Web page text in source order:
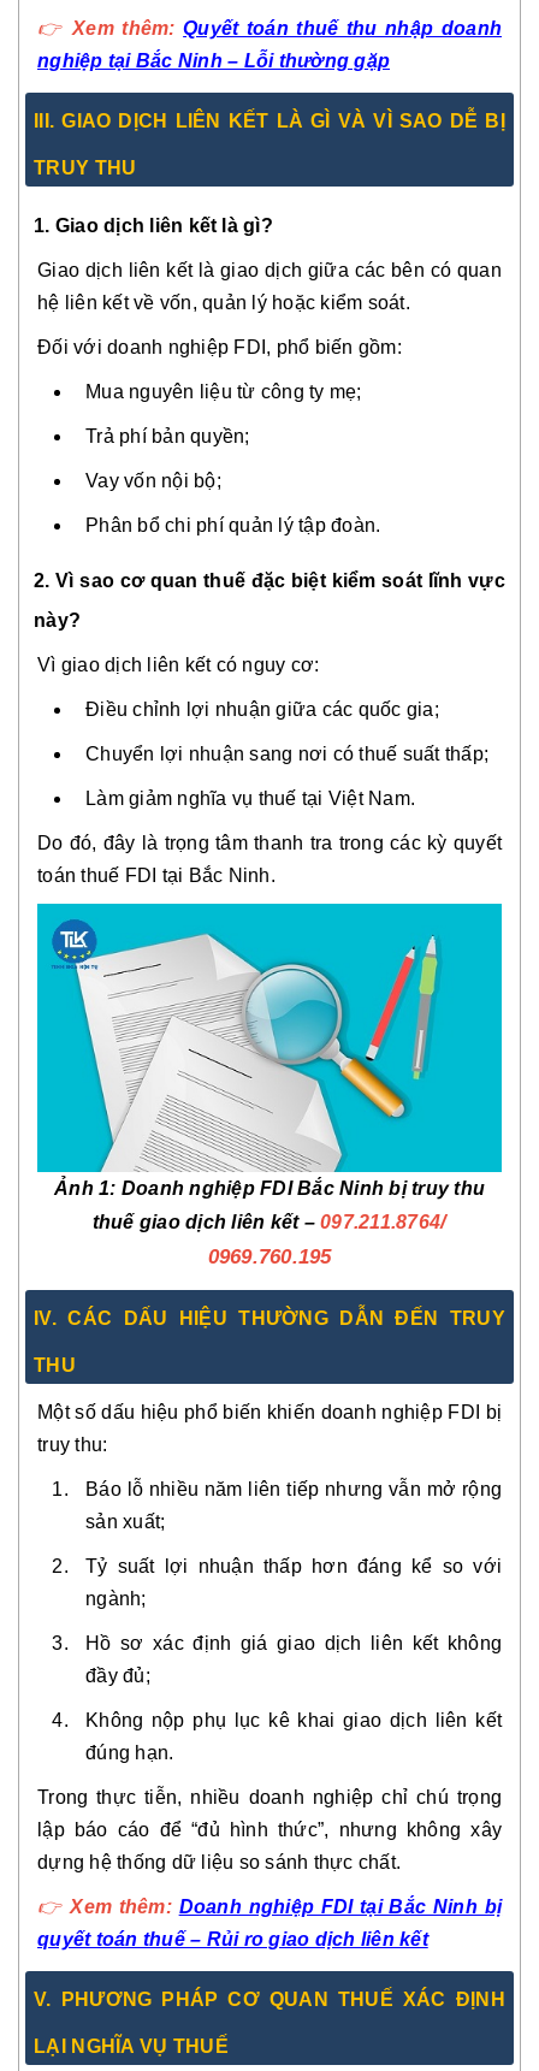
👉Xem thêm:Quyết toán thuế thu nhập doanh
nghiệp tại Bắc Ninh – Lỗi thường gặp
III. GIAO DỊCH LIÊN KẾT LÀ GÌ VÀ VÌ SAO DỄ BỊ
TRUY THU
1. Giao dịch liên kết là gì?
Giao dịch liên kết là giao dịch giữa các bên có quan
hệ liên kết về vốn, quản lý hoặc kiểm soát.
Đối với doanh nghiệp FDI, phổ biến gồm:
Mua nguyên liệu từ công ty mẹ;
Trả phí bản quyền;
Vay vốn nội bộ;
Phân bổ chi phí quản lý tập đoàn.
2. Vì sao cơ quan thuế đặc biệt kiểm soát lĩnh vực
này?
Vì giao dịch liên kết có nguy cơ:
Điều chỉnh lợi nhuận giữa các quốc gia;
Chuyển lợi nhuận sang nơi có thuế suất thấp;
Làm giảm nghĩa vụ thuế tại Việt Nam.
Do đó, đây là trọng tâm thanh tra trong các kỳ quyết
toán thuế FDI tại Bắc Ninh.
Ảnh 1: Doanh nghiệp FDI Bắc Ninh bị truy thu
thuế giao dịch liên kết –097.211.8764/
0969.760.195
IV. CÁC DẤU HIỆU THƯỜNG DẪN ĐẾN TRUY
THU
Một số dấu hiệu phổ biến khiến doanh nghiệp FDI bị
truy thu:
Báo lỗ nhiều năm liên tiếp nhưng vẫn mở rộng
sản xuất;
Tỷ suất lợi nhuận thấp hơn đáng kể so với
ngành;
Hồ sơ xác định giá giao dịch liên kết không
đầy đủ;
Không nộp phụ lục kê khai giao dịch liên kết
đúng hạn.
Trong thực tiễn, nhiều doanh nghiệp chỉ chú trọng
lập báo cáo để “đủ hình thức”, nhưng không xây
dựng hệ thống dữ liệu so sánh thực chất.
👉Xem thêm: Doanh nghiệp FDI tại Bắc Ninh bị
quyết toán thuế – Rủi ro giao dịch liên kết
V. PHƯƠNG PHÁP CƠ QUAN THUẾ XÁC ĐỊNH
LẠI NGHĨA VỤ THUẾ